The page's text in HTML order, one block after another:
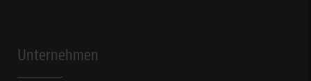
Unternehmen